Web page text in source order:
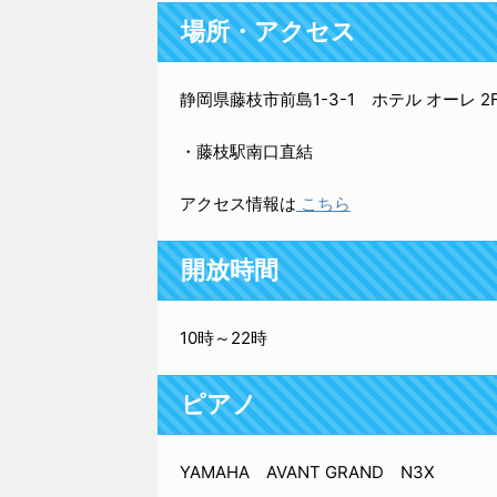
場所・アクセス
静岡県藤枝市前島1-3-1 ホテル オーレ
・藤枝駅南口直結
アクセス情報は こちら
開放時間
10時～22時
ピアノ
YAMAHA AVANT GRAND N3X